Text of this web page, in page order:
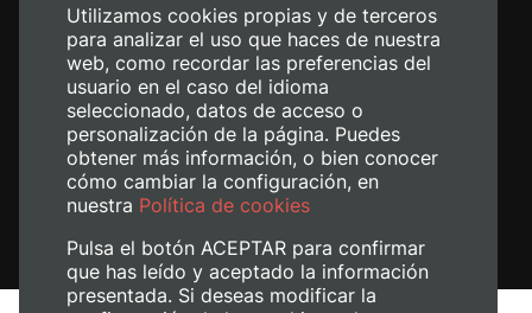
Utilizamos cookies propias y de terceros
para analizar el uso que haces de nuestra
web, como recordar las preferencias del
usuario en el caso del idioma
seleccionado, datos de acceso o
personalización de la página. Puedes
obtener más información, o bien conocer
cómo cambiar la configuración, en
nuestra Política de cookies
Pulsa el botón ACEPTAR para confirmar
que has leído y aceptado la información
presentada. Si deseas modificar la